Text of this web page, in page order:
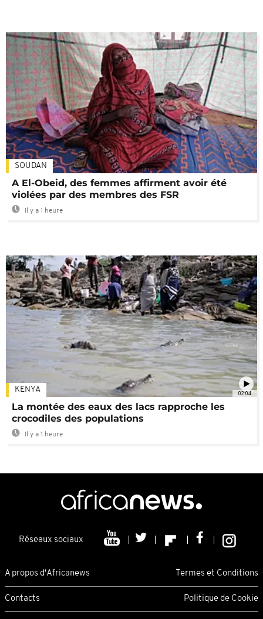
SOUDAN
A El-Obeid, des femmes affirment avoir été
violées par des membres des FSR
Il y a 1 heure
02:04
KENYA
La montée des eaux des lacs rapproche les
crocodiles des populations
Il y a 1 heure
Réseaux sociaux
A propos d'Africanews Termes et Conditions
Contacts Politique de Cookie